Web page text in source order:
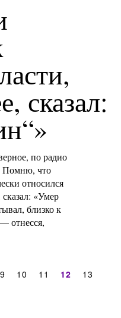
сказал:
по радио
Помню, что
относился
«Умер
близко к
отнесся,
9 10 11 12
13